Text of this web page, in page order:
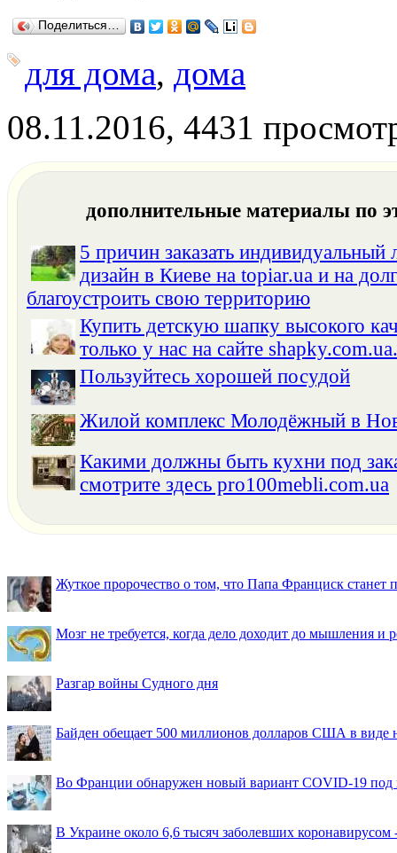
Поделиться…
для дома, дома
08.11.2016, 4431
дополнительные материалы по
5 причин заказать
дизайн в Киеве на topiar.ua и на
благоустроить свою территорию
Купить детскую шапку высокого
только у нас на сайте shapky.com.ua.
Пользуйтесь хорошей посудой
Жилой комплекс Молодёжный в
Какими должны быть кухни под
смотрите здесь pro100mebli.com.ua
Жуткое пророчество о том, что Папа Франциск
Мозг не требуется, когда дело доходит до мышления и
Разгар войны Судного дня
Байден обещает 500 миллионов долларов США в
Во Франции обнаружен новый вариант COVID-19 под
В Украине около 6,6 тысяч заболевших коронавирусом